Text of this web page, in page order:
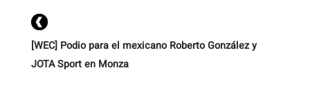
[WEC] Podio para el mexicano Roberto González y
JOTA Sport en Monza